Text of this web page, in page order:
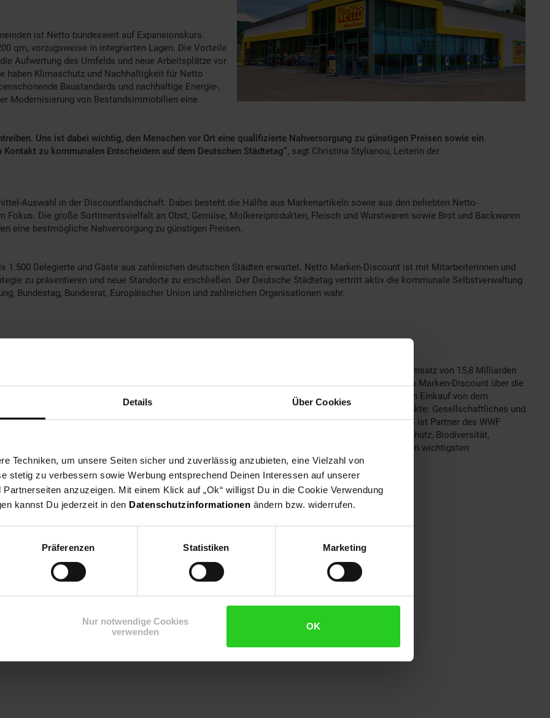
Details Über Cookies
Techniken, um unsere Seiten sicher und zuverlässig anzubieten, eine Vielzahl von
stetig zu verbessern sowie Werbung entsprechend Deinen Interessen auf unserer
anzuzeigen. Mit einem Klick auf „Ok“ willigst Du in die Cookie Verwendung
kannst Du jederzeit in den Datenschutzinformationen ändern bzw. widerrufen.
Präferenzen Statistiken Marketing
Nur notwendige Cookies
verwenden
OK
ist Netto bundesweit auf Expansionskurs.
qm, vorzugsweise in integrierten Lagen. Die Vorteile
Aufwertung des Umfelds und neue Arbeitsplätze vor
haben Klimaschutz und Nachhaltigkeit für Netto
Baustandards und nachhaltige Energie-,
Modernisierung von Bestandsimmobilien eine
Uns ist dabei wichtig, den Menschen vor Ort eine qualifizierte Nahversorgung zu günstigen Preisen sowie ein
zu kommunalen Entscheidern auf dem Deutschen Städtetag“, sagt Christina Stylianou, Leiterin der
Auswahl in der Discountlandschaft. Dabei besteht die Hälfte aus Markenartikeln sowie aus den beliebten Netto-
Fokus. Die große Sortimentsvielfalt an Obst, Gemüse, Molkereiprodukten, Fleisch und Wurstwaren sowie Brot und Backwaren
eine bestmögliche Nahversorgung zu günstigen Preisen.
1.500 Delegierte und Gäste aus zahlreichen deutschen Städten erwartet. Netto Marken-Discount ist mit Mitarbeiterinnen und
zu präsentieren und neue Standorte zu erschließen. Der Deutsche Städtetag vertritt aktiv die kommunale Selbstverwaltung
Bundestag, Bundesrat, Europäischer Union und zahlreichen Organisationen wahr.
Mitarbeiterinnen und Mitarbeitern, wöchentlich 21 Millionen Kundinnen und Kunden und einem Umsatz von 15,8 Milliarden
Mit rund 5.000 Artikeln und einem Schwerpunkt auf frischen Produkten verfügt Netto Marken-Discount über die
Partner der kostenlosen DeutschlandCard profitieren Netto-Kundinnen und -Kunden bei jedem Einkauf von dem
gehört zur Netto-Unternehmenskultur – dabei setzt das Handelsunternehmen auf vier Schwerpunkte: Gesellschaftliches und
mit Ressourcen sowie die Ausrichtung der Einkaufsstrategie an Nachhaltigkeitsaspekten. Netto ist Partner des WWF
Eigenmarkensortiments arbeitet Netto außerdem entlang der Schwerpunktthemen Klimaschutz, Biodiversität,
weiter zu reduzieren. Mit über 5.600 Auszubildenden zählt das Unternehmen zudem zu den wichtigsten
Führungspositionen bevorzugt mit engagierten Talenten aus den eigenen Reihe
Zurück zu Unternehmen Zurück zu Presse